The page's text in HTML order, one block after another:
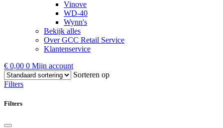
Vinove
WD-40
Wynn's
Bekijk alles
Over GCC Retail Service
Klantenservice
€ 0,00 0 Mijn account
Sorteren op
Filters
Filters